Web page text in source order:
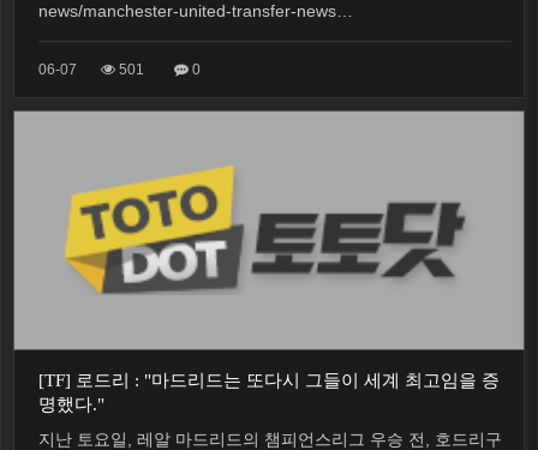
news/manchester-united-transfer-news…
06-07 501 0
[TF] 로드리 : "마드리드는 또다시 그들이 세계 최고임을 증
명했다."
지난 토요일, 레알 마드리드의 챔피언스리그 우승 전, 호드리구